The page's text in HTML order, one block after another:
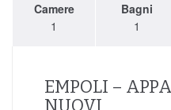
Camere
1
Bagni
1
EMPOLI –
NUOVI